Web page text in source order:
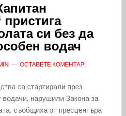
си без да
водач
ОСТАВЕТЕ КОМЕНТАР
са стартирали през
нарушили Закона за
съобщиха от пресцентъра